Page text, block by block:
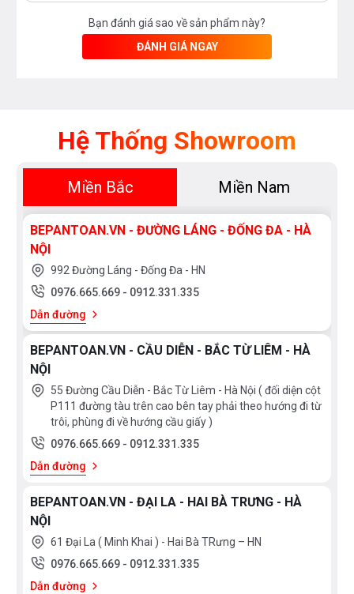
Thiết kế Lò nướng Bosch HBG635BS1
Làm sạch
hiệu quả
Cửa kính nhiều lớp dễ dàng lau chùi và làm sạch
Tiện nghi HBG635BS1
Đề xuất nhiệt độ
Hiển thị nhiệt độ thực tế
Kiểm soát cách gia nhiệt
Cửa bàn lề dưới, có tay cầm, cửa mở êm ái và nhẹ
Số chương trình tự động: 20
Màn hình hiển thị TFT hiện đại
Đồng hồ điện tử
Bạn đánh giá sao về sản phẩm này?
ĐÁNH GIÁ NGAY
Hệ Thống Showroom
Miền Bắc Miền Nam
BEPANTOAN.VN - ĐƯỜNG LÁNG - ĐỐNG ĐA - HÀ
NỘI
992 Đường Láng - Đống Đa - HN
0976.665.669 - 0912.331.335
Dẫn đường
BEPANTOAN.VN - CẦU DIỄN - BẮC TỪ LIÊM - HÀ
NỘI
55 Đường Cầu Diễn - Bắc Từ Liêm - Hà Nội ( đối diện cột
P111 đường tàu trên cao bên tay phải theo hướng đi từ
trôi, phùng đi về hướng cầu giấy )
0976.665.669 - 0912.331.335
Dẫn đường
BEPANTOAN.VN - ĐẠI LA - HAI BÀ TRƯNG - HÀ
NỘI
61 Đại La ( Minh Khai ) - Hai Bà TRưng – HN
0976.665.669 - 0912.331.335
Dẫn đường